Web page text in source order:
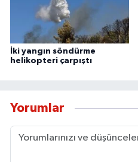
İki yangın söndürme
helikopteri çarpıştı
Yorumlar